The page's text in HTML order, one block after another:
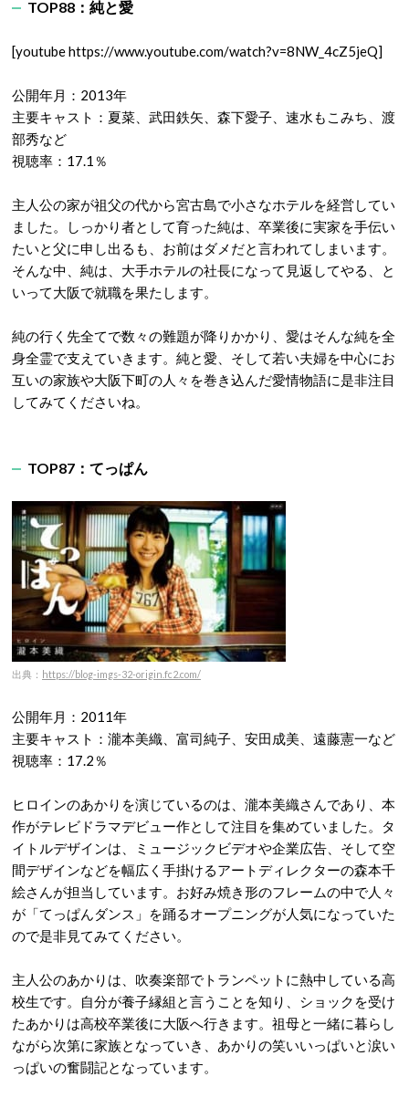
TOP88：純と愛
[youtube https://www.youtube.com/watch?v=8NW_4cZ5jeQ]
公開年月：2013年
主要キャスト：夏菜、武田鉄矢、森下愛子、速水もこみち、渡
部秀など
視聴率：17.1％
主人公の家が祖父の代から宮古島で小さなホテルを経営してい
ました。しっかり者として育った純は、卒業後に実家を手伝い
たいと父に申し出るも、お前はダメだと言われてしまいます。
そんな中、純は、大手ホテルの社長になって見返してやる、と
いって大阪で就職を果たします。
純の行く先全てで数々の難題が降りかかり、愛はそんな純を全
身全霊で支えていきます。純と愛、そして若い夫婦を中心にお
互いの家族や大阪下町の人々を巻き込んだ愛情物語に是非注目
してみてくださいね。
TOP87：てっぱん
出典： https://blog-imgs-32-origin.fc2.com/
公開年月：2011年
主要キャスト：瀧本美織、富司純子、安田成美、遠藤憲一など
視聴率：17.2％
ヒロインのあかりを演じているのは、瀧本美織さんであり、本
作がテレビドラマデビュー作として注目を集めていました。タ
イトルデザインは、ミュージックビデオや企業広告、そして空
間デザインなどを幅広く手掛けるアートディレクターの森本千
絵さんが担当しています。お好み焼き形のフレームの中で人々
が「てっぱんダンス」を踊るオープニングが人気になっていた
ので是非見てみてください。
主人公のあかりは、吹奏楽部でトランペットに熱中している高
校生です。自分が養子縁組と言うことを知り、ショックを受け
たあかりは高校卒業後に大阪へ行きます。祖母と一緒に暮らし
ながら次第に家族となっていき、あかりの笑いいっぱいと涙い
っぱいの奮闘記となっています。